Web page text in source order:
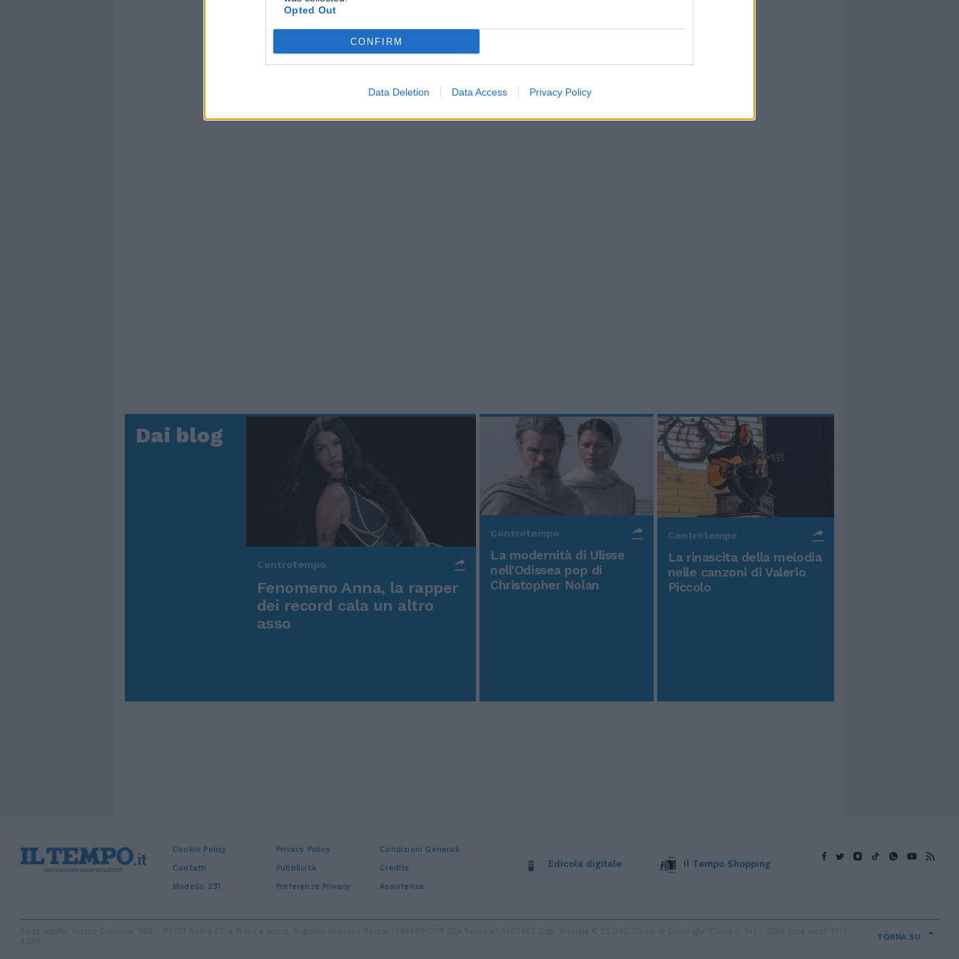
Opted Out
CONFIRM
Data Deletion Data Access Privacy Policy
Dai blog
Controtempo
Fenomeno Anna, la rapper
dei record cala un altro
asso
Controtempo
La modernità di Ulisse
nell'Odissea pop di
Christopher Nolan
Controtempo
La rinascita della melodia
nelle canzoni di Valerio
Piccolo
Cookie Policy Privacy Policy
Condizioni Generali
Contatti
Pubblicità
Credits
Modello 231
Preferenze Privacy Assistenza
Edicola digitale Il Tempo Shopping
TORNA SU